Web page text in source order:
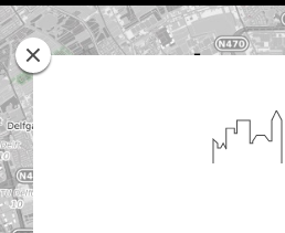
Rotterdam